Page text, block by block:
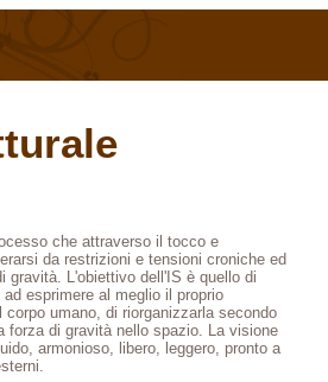
che attraverso il tocco e
da restrizioni e tensioni croniche ed
gravità. L'obiettivo dell'IS è quello di
esprimere al meglio il proprio
umano, di riorganizzarla secondo
forza di gravità nello spazio. La visione
armonioso, libero, leggero, pronto a